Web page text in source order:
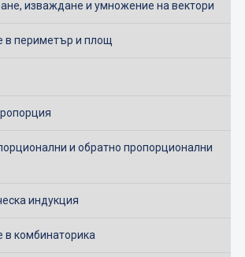
изваждане и умножение на вектори
в периметър и площ
и обратно пропорционални
индукция
в комбинаторика